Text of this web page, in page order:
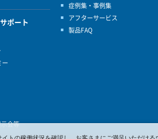
ポート
会等
症例集・事例集
アフターサービス
製品FAQ